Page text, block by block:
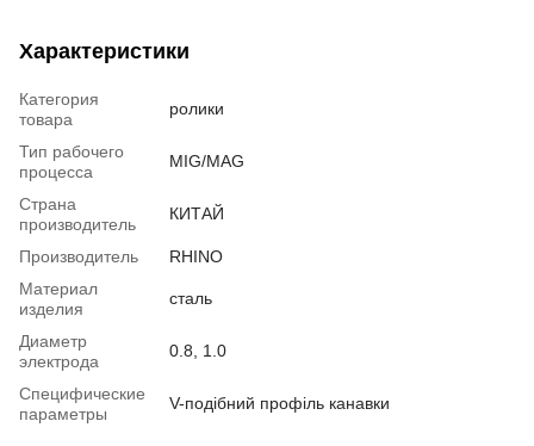
Характеристики
Категория
товара
ролики
Тип рабочего
процесса
MIG/MAG
Страна
производитель
КИТАЙ
Производитель
RHINO
Материал
изделия
сталь
Диаметр
электрода
0.8, 1.0
Специфические
параметры
V-подібний профіль канавки